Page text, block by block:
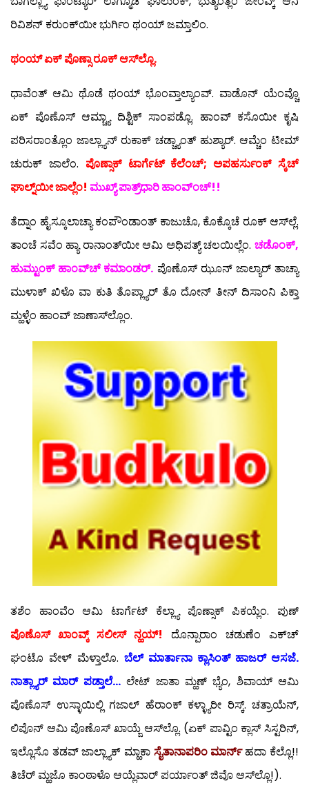
ರಿವಿಶನ್ ಕರುಂಕ್‍ಯೀ ಭುರ್ಗಿಂ ಥಂಯ್ ಜಮ್ತಾಲಿಂ.
ಥಂಯ್ ಏಕ್ ಪೊಣ್ಸಾ ರೂಕ್ ಆಸ್‍ಲ್ಲೊ.
ಧಾವೆಂತ್ ಆಮಿ ಥೊಡೆ ಥಂಯ್ ಭೊಂವ್ತಾಲ್ಯಾಂವ್. ವಾಡೊನ್ ಯೆಂವ್ಚೊ
ಏಕ್ ಪೊಣೊಸ್ ಆಮ್ಚ್ಯಾ ದಿಶ್ಟಿಕ್ ಸಾಂಪಡ್ಲೊ. ಹಾಂವ್ ಕಸೊಯೀ ಕೃಷಿ
ಪರಿಸರಾಂತ್ಲೊಂ ಜಾಲ್ಲ್ಯಾನ್ ರುಕಾಕ್ ಚಡ್ಚ್ಯಾಂತ್ ಹುಶ್ಯಾರ್. ಆಮ್ಚೆಂ ಟೀಮ್
ಚುರುಕ್ ಜಾಲೆಂ. ಪೊಣ್ಸಾಕ್ ಟಾರ್ಗೆಟ್ ಕೆಲೆಂಚ್; ಅಪಹರ್ಸುಂಕ್ ಸ್ಕೆಚ್
ಘಾಲ್ನ್‌ಯೀ ಜಾಲ್ಲೆಂ! ಮುಖ್ಯ್ ಪಾತ್ರ್‌ಧಾರಿ ಹಾಂವ್‍ಂಚ್!!
ತೆದ್ನಾಂ ಹೈಸ್ಕೂಲಾಚ್ಯಾ ಕಂಪೌಂಡಾಂತ್ ಕಾಜುಚೊ, ಕೊಕ್ಕೊಚೆ ರೂಕ್ ಆಸ್‍ಲ್ಲೆ.
ತಾಂಚೆ ಸವೆಂ ಹ್ಯಾ ರಾನಾಂತ್‍ಯೀ ಆಮಿ ಅಧಿಪತ್ಯ್ ಚಲಯಿಲ್ಲೆಂ. ಚಡೊಂಕ್,
ಹುಮ್ಟುಂಕ್ ಹಾಂವ್‍ಚ್ ಕಮಾಂಡರ್. ಪೊಣೊಸ್ ಝೂನ್ ಜಾಲ್ಯಾರ್ ತಾಚ್ಯಾ
ಮುಳಾಕ್ ಖಿಳೊ ವಾ ಕುತಿ ತೊಪ್ಲ್ಯಾರ್ ತೊ ದೋನ್ ತೀನ್ ದಿಸಾಂನಿ ಪಿಕ್ತಾ
ಮ್ಹಳ್ಳೆಂ ಹಾಂವ್ ಜಾಣಾಸ್‍ಲ್ಲೊಂ.
ತಶೆಂ ಹಾಂವೆಂ ಆಮಿ ಟಾರ್ಗೆಟ್ ಕೆಲ್ಲ್ಯಾ ಪೊಣ್ಸಾಕ್ ಪಿಕಯ್ಲೆಂ. ಪುಣ್
ಪೊಣೊಸ್ ಖಾಂವ್ಕ್ ಸಲೀಸ್ ನ್ಹಯ್! ದೊನ್ಪಾರಾಂ ಚಡುಣೆಂ ಎಕ್‍ಚ್
ಘಂಟೊ ವೇಳ್ ಮೆಳ್ತಾಲೊ. ಬೆಲ್ ಮಾರ್ತಾನಾ ಕ್ಲಾಸಿಂತ್ ಹಾಜರ್ ಆಸಜೆ.
ನಾತ್ಲ್ಯಾರ್ ಮಾರ್ ಪಡ್ತಾಲೆ…ಲೇಟ್ ಜಾತಾ ಮ್ಹಣ್ ಭ್ಯೆಂ, ಶಿವಾಯ್ ಆಮಿ
ಪೊಣೊಸ್ ಉಸ್ಳಾಯಿಲ್ಲಿ ಗಜಾಲ್ ಹೆರಾಂಕ್ ಕಳ್ಳ್ಯಾರೀ ರಿಸ್ಕ್. ಚತ್ರಾಯೆನ್,
ಲಿಪೊನ್ ಆಮಿ ಪೊಣೊಸ್ ಖಾಯ್ಜೆ ಆಸ್‍ಲ್ಲೊ. (ಏಕ್ ಪಾವ್ಟಿಂ ಕ್ಲಾಸ್ ಸಿಸ್ಟರಿನ್,
ಇಲ್ಲೊಸೊ ತಡವ್ ಜಾಲ್ಲ್ಯಾಕ್ ಮ್ಹಾಕಾ ಸೈತಾನಾಪರಿಂ ಮಾರ್ನ್ಹದಾ ಕೆಲ್ಲೊ!!
ತಿಚೆರ್ ಮ್ಹಜೊ ಕಾಂಠಾಳೊ ಆಯ್ಲೆವಾರ್ ಪರ್ಯಾಂತ್ ಜಿವೊ ಆಸ್‍ಲ್ಲೊ!).